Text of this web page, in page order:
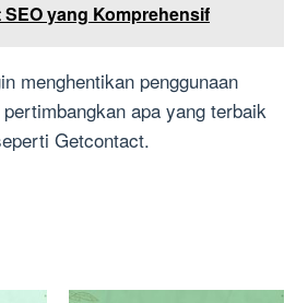
yang Komprehensif
menghentikan penggunaan
apa yang terbaik
Getcontact.